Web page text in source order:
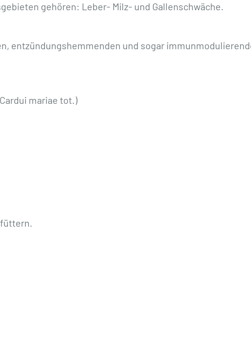
gehören: Leber- Milz- und Gallenschwäche.
entzündungshemmenden und sogar
mariae tot.)
füttern.